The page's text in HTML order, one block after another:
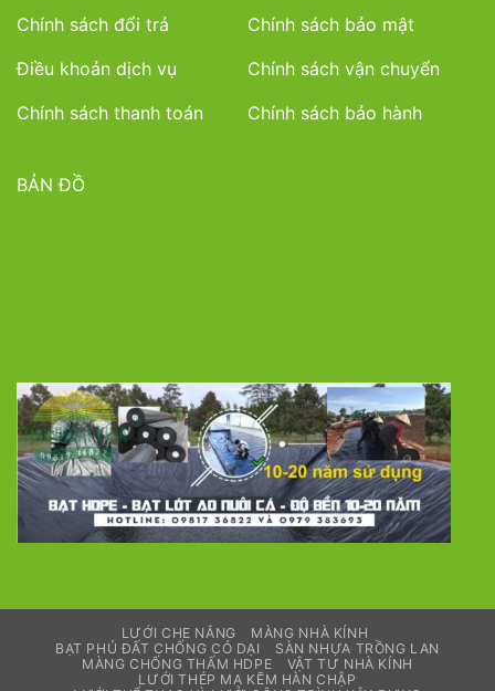
Chính sách đổi trả
Chính sách bảo mật
Điều khoản dịch vụ
Chính sách vận chuyển
Chính sách thanh toán
Chính sách bảo hành
BẢN ĐỒ
LƯỚI CHE NẮNG
MÀNG NHÀ KÍNH
BẠT PHỦ ĐẤT CHỐNG CỎ DẠI
SÀN NHỰA TRỒNG LAN
MÀNG CHỐNG THẤM HDPE
VẬT TƯ NHÀ KÍNH
LƯỚI THÉP MẠ KẼM HÀN CHẬP